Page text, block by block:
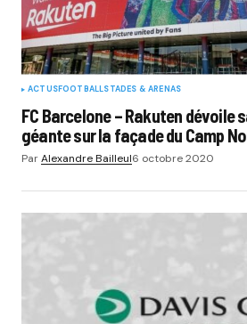
ACTUSFOOTBALLSTADES & ARENAS
FC Barcelone – Rakuten dévoile
géante sur la façade du Camp
ParAlexandre Bailleul6 octobre 2020